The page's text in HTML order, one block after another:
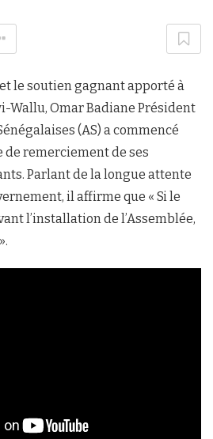
le soutien gagnant apporté à
Wallu, Omar Badiane Président
(AS) a commencé
de remerciement de ses
Parlant de la longue attente
il affirme que « Si le
l’installation de l’Assemblée,